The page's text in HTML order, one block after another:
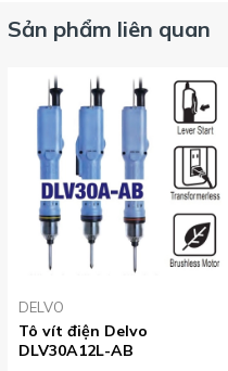
Sản phẩm liên quan
DELVO
Tô vít điện Delvo
DLV30A12L-AB